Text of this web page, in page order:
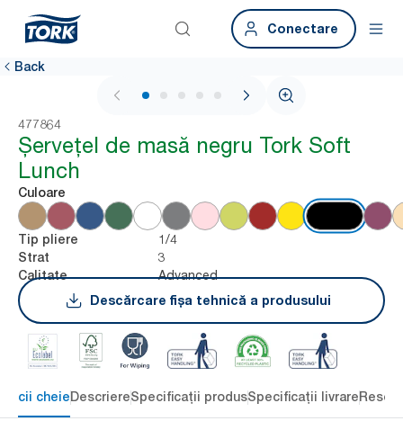
Conectare
Back
1 / 6
477864
Șervețel de masă negru Tork Soft
Lunch
Culoare
Tip pliere 1/4
Strat 3
Calitate
Advanced
Descărcare fișa tehnică a produsului
cheieDescriereSpecificații produsSpecificații livrare